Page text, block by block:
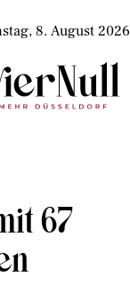
8. August 2026
67